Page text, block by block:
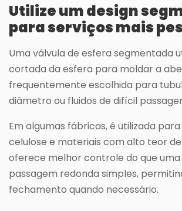
Utilize um design
para serviços mais
Uma válvula de esfera segmentada
cortada da esfera para moldar a
frequentemente escolhida para
diâmetro ou fluidos de difícil
Em algumas fábricas, é utilizada
celulose e materiais com alto teor de
oferece melhor controle do que uma
passagem redonda simples,
fechamento quando necessário.